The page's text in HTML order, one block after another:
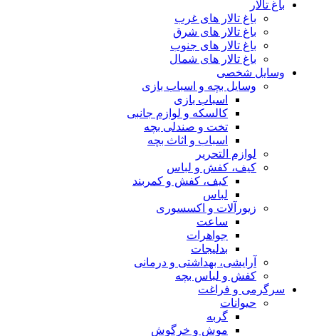
باغ تالار
باغ تالار های غرب
باغ تالار های شرق
باغ تالار های جنوب
باغ تالار های شمال
وسایل شخصی
وسایل بچه و اسباب بازی
اسباب بازی
کالسکه و لوازم جانبی
تخت و صندلی بچه
اسباب و اثاث بچه
لوازم التحریر
کیف، کفش و لباس
کیف، کفش و کمربند
لباس
زیورآلات و اکسسوری
ساعت
جواهرات
بدلیجات
آرایشی، بهداشتی و درمانی
کفش و لباس بچه
سرگرمی و فراغت
حیوانات
گربه
موش و خرگوش